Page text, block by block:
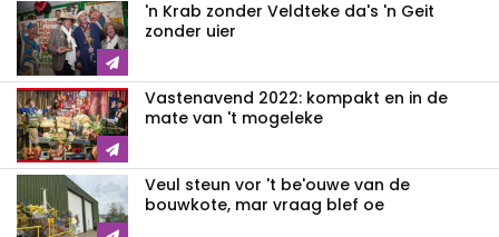
'n Krab zonder Veldteke da's 'n Geit
zonder uier
Vastenavend 2022: kompakt en in de
mate van 't mogeleke
Veul steun vor 't be'ouwe van de
bouwkote, mar vraag blef oe